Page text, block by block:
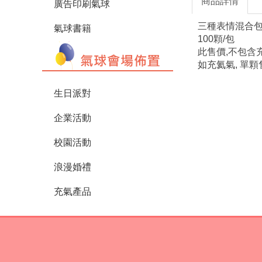
廣告印刷氣球
氣球書籍
生日派對
企業活動
校園活動
浪漫婚禮
充氣產品
三種表情混合
100顆/包
此售價,不包含
如充氦氣, 單顆